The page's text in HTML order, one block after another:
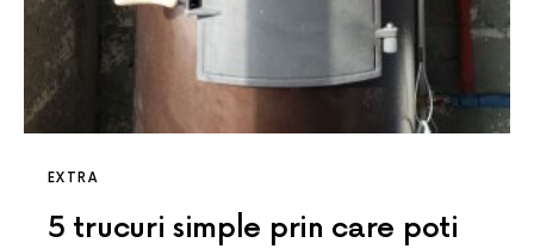
EXTRA
5 trucuri simple prin care poti